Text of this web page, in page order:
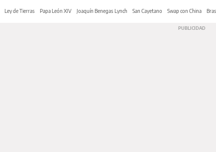
Ley de Tierras Papa León XIV Joaquín Benegas Lynch San Cayetano Swap con China